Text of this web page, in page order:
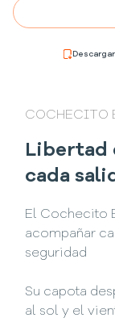
COCHECITO
Libertad
cada
El Cochecito
acompañar
seguridad
Su capota
al sol y el